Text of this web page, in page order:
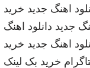
اهنگ جدید خرید
جدید دانلود اهنگ
اهنگ جدید خرید
خرید بک لینک